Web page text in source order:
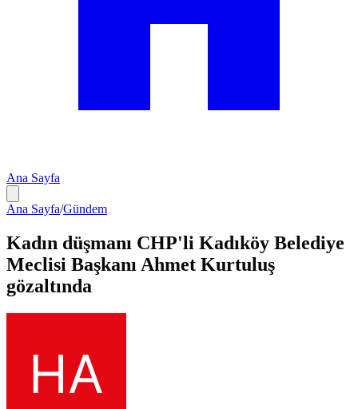
Ana Sayfa
Ana Sayfa/Gündem
Kadın düşmanı CHP'li Kadıköy Belediye
Meclisi Başkanı Ahmet Kurtuluş
gözaltında